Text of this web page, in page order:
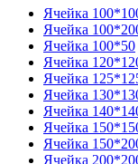
Ячейка
Ячейка
Ячейка 100*50
Ячейка
Ячейка
Ячейка
Ячейка
Ячейка
Ячейка
Ячейка